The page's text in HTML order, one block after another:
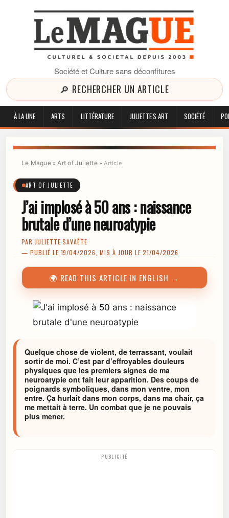
Société et Culture sans déconfitures
🔎 RECHERCHER UN ARTICLE
À LA UNE ARTS LITTÉRATURE JULIETTE'S ART SOCIÉTÉ
Le Mague»Art of Juliette »Article
ART OF JULIETTE
J’ai implosé à 50 ans : naissance
brutale d’une neuroatypie
PAR JULIETTE SAVAËTE
— PUBLIÉ LE 19/04/2026, MIS À JOUR LE 21/04/2026
🌍 READ THIS ARTICLE IN ENGLISH →
Quelque chose de violent, de terrassant, voulait
sortir de moi. C’est par d’effroyables douleurs
physiques que les premiers signes de ma
neuroatypie ont fait leur apparition. Des coups de
poignards symboliques, dans mon ventre, mon
entre. Ça hurlait dans mon corps, dans ma chair, ça
me mettait à terre. Un combat que je ne pouvais
plus mener.
PUBLICITÉ